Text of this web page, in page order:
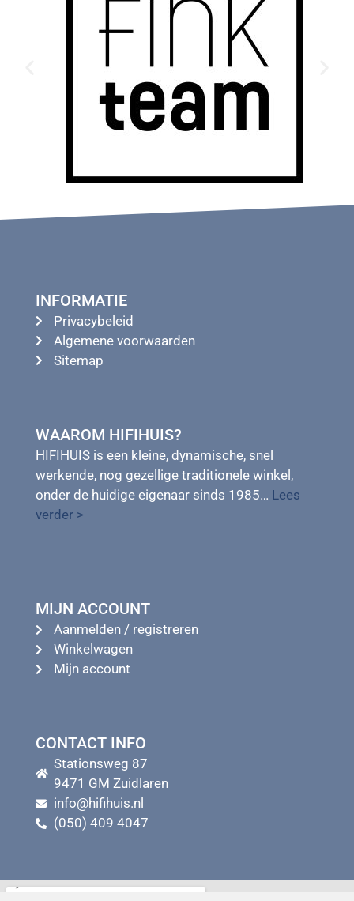
INFORMATIE
Privacybeleid
Algemene voorwaarden
Sitemap
WAAROM HIFIHUIS?
HIFIHUIS is een kleine, dynamische, snel
werkende, nog gezellige traditionele winkel,
onder de huidige eigenaar sinds 1985… Lees
verder >
MIJN ACCOUNT
Aanmelden / registreren
Winkelwagen
Mijn account
CONTACT INFO
Stationsweg 87
9471 GM Zuidlaren
info@hifihuis.nl
(050) 409 4047